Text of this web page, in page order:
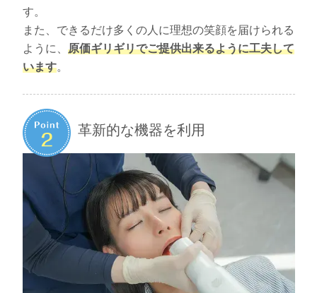
す。
また、できるだけ多くの人に理想の笑顔を届けられる
ように、 原価ギリギリでご提供出来るように工夫して
います。
革新的な機器を利用